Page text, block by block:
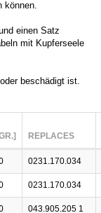
können.
einen Satz
mit Kupferseele
beschädigt ist.
REPLACES
0231.170.034
0231.170.034
043.905.205 1